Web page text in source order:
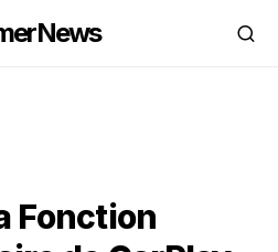
Fonction